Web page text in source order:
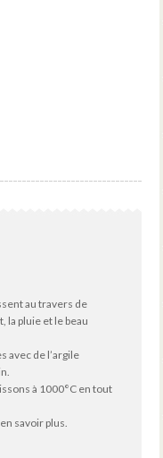
au travers de
la pluie et le beau
avec de l’argile
à 1000°C en tout
savoir plus.